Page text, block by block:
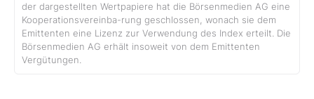
der dargestellten Wertpapiere hat die Börsenmedien AG eine
Kooperationsvereinba-rung geschlossen, wonach sie dem
Emittenten eine Lizenz zur Verwendung des Index erteilt. Die
Börsenmedien AG erhält insoweit von dem Emittenten
Vergütungen.